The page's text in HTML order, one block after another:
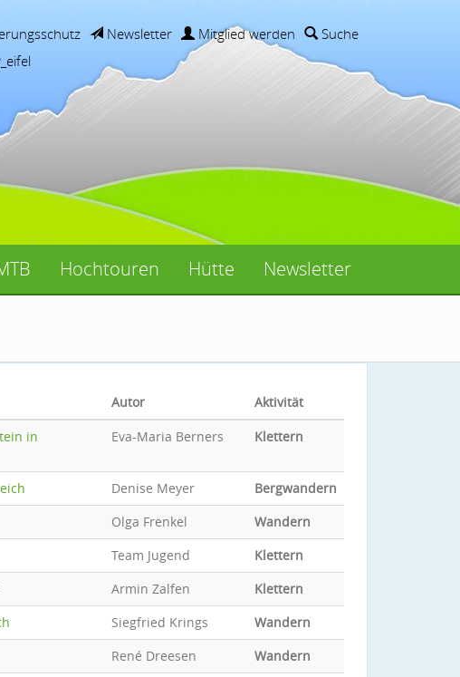
Newsletter Mitglied werden
Suche
Hochtouren Hütte Newsletter
Autor
Aktivität
in
Eva-Maria Berners Klettern
Denise Meyer
Bergwandern
Olga Frenkel
Wandern
Team Jugend
Klettern
Armin Zalfen
Klettern
Siegfried Krings
Wandern
René Dreesen
Wandern